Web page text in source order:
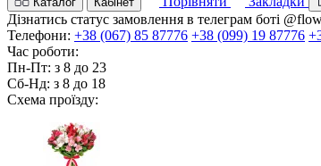
Дізнатись статус замовлення в телеграм боті
Телефони: +38 (067) 85 87776 +38 (099) 19 87776
Час роботи:
Пн-Пт: з 8 до 23
Сб-Нд: з 8 до 18
Схема проїзду: